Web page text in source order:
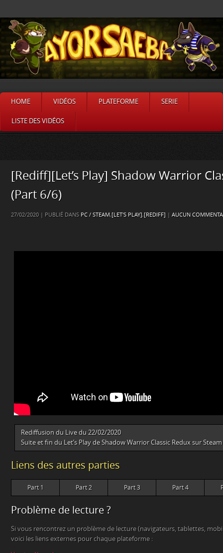
HOME VIDÉOS PLATEFORME SERIE
LISTE DES VIDÉOS
[Rediff][Let’s Play] Shadow Warrior
(Part 6/6)
27/02/2020 | PUBLIÉ DANS PC / STEAM,[LET'S PLAY],[REDIFF] AUCUN
Rediffusion du Live du 22/02/2020
Suite et fin du Let’s Play de Shadow Warrior Classic Redux sur Steam
Liens des autres parties
Part 1 Part 2 Part 3 Part 4
Problème de lecture ?
Si vous rencontrez un problème de lecture (navigateurs, tablettes,
voici les liens externes pour chaque plateforme :